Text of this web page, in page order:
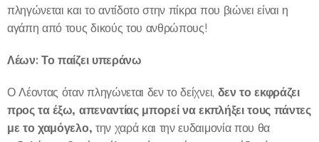
πληγώνεται και το αντίδοτο στην πίκρα που βιώνει είναι η
αγάπη από τους δικούς του ανθρώπους!
Λέων: Το παίζει υπεράνω
Ο Λέοντας όταν πληγώνεται δεν το δείχνει, δεν το εκφράζει
προς τα έξω, απεναντίας μπορεί να εκπλήξει τους πάντες
με το χαμόγελο, την χαρά και την ευδαιμονία που θα